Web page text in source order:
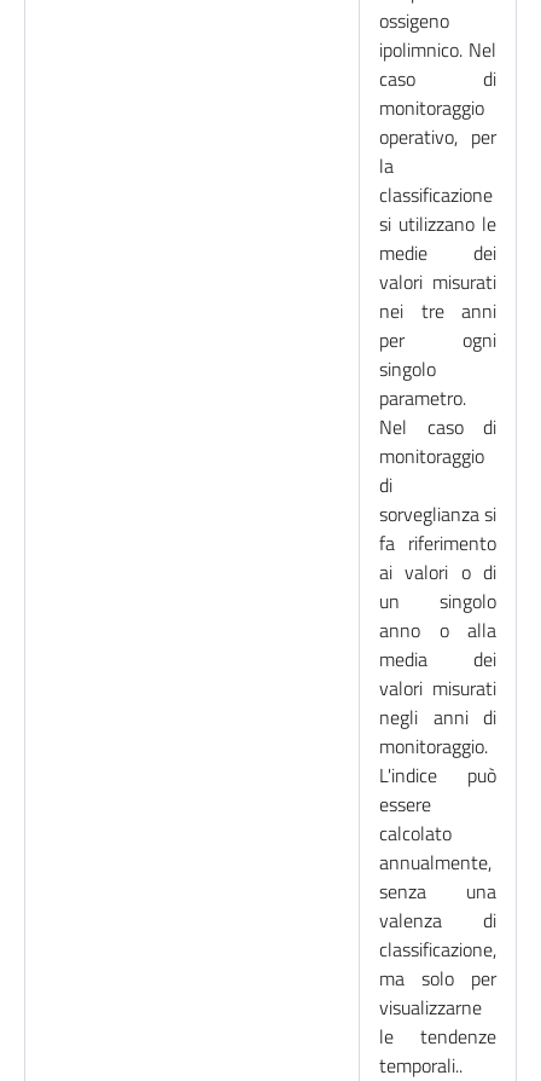
ossigeno
ipolimnico. Nel
caso di
monitoraggio
operativo, per
la
classificazione
si utilizzano le
medie dei
valori misurati
nei tre anni
per ogni
singolo
parametro.
Nel caso di
monitoraggio
di
sorveglianza si
fa riferimento
ai valori o di
un singolo
anno o alla
media dei
valori misurati
negli anni di
monitoraggio.
L'indice può
essere
calcolato
annualmente,
senza una
valenza di
classificazione,
ma solo per
visualizzarne
le tendenze
temporali..